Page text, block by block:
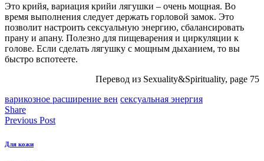
Это крийя, вариация крийи лягушки – очень мощная. Во
время выполнения следует держать горловой замок. Это
позволит настроить сексуальную энергию, сбалансировать
прану и апану. Полезно для пищеварения и циркуляции к
голове. Если сделать лягушку с мощным дыханием, то вы
быстро вспотеете.
Перевод из Sexuality&Spirituality, page 75
варикозное расширение вен сексуальная энергия
Share
Previous Post
Для кожи